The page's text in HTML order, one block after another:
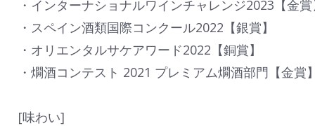
・インターナショナルワインチャレンジ2023【金賞
・スペイン酒類国際コンクール2022【銀賞】
・オリエンタルサケアワード2022【銅賞】
・燗酒コンテスト 2021 プレミアム燗酒部門【金賞】
[味わい]